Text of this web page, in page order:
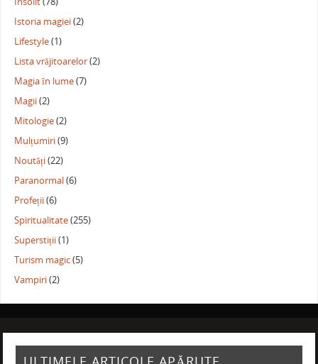
Istoria magiei(2)
Lifestyle(1)
Lista vrăjitoarelor(2)
Magia în lume(7)
Magii(2)
Mitologie(2)
Mulțumiri(9)
Noutăți(22)
Paranormal(6)
Profeții(6)
Spiritualitate(255)
Superstiții(1)
Turism magic(5)
Vampiri(2)